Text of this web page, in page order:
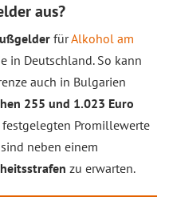
aus?
fürAlkohol am
in Deutschland. So kann
auch in Bulgarien
255 und 1.023 Euro
Promillewerte
neben einem
zu erwarten.